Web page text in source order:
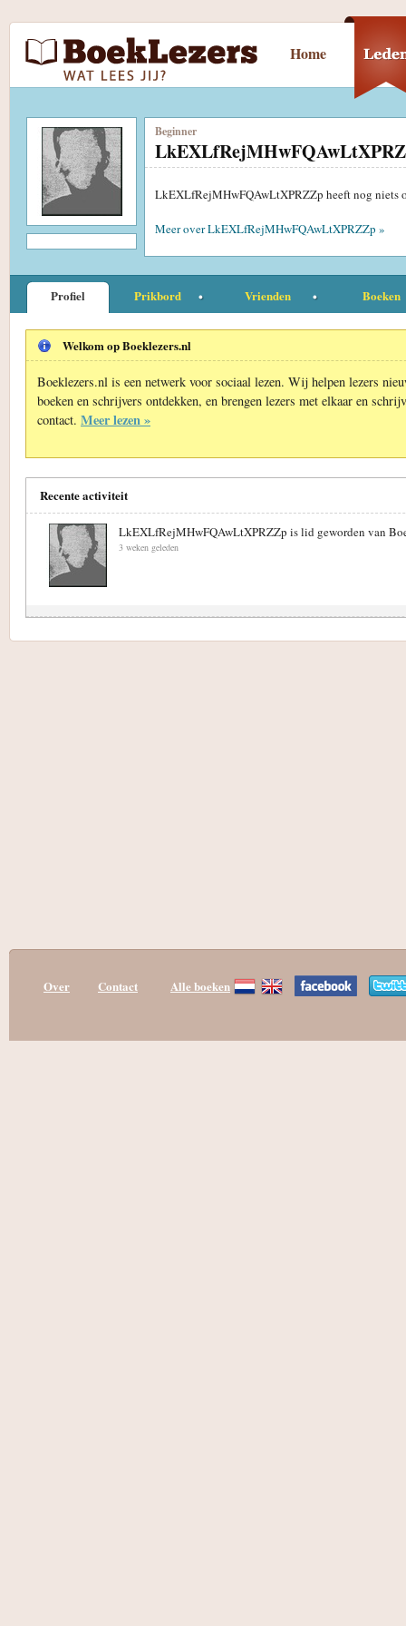
Home
Beginner
LkEXLfRejMHwFQAwLtXPRZZp heeft nog niets
Meer over LkEXLfRejMHwFQAwLtXPRZZp »
Profiel Prikbord Vrienden Boeken
Welkom op Boeklezers.nl
Boeklezers.nl is een netwerk voor sociaal lezen. Wij helpen lezers
boeken en schrijvers ontdekken, en brengen lezers met elkaar en
contact. Meer lezen »
Recente activiteit
LkEXLfRejMHwFQAwLtXPRZZp is lid geworden van
3 weken geleden
Over Contact Alle boeken